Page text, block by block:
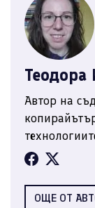
Теодора
Автор на
ОЩЕ ОТ